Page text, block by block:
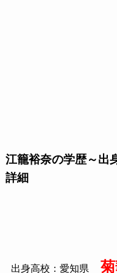
江籠裕奈の学歴～出
詳細
出身高校：愛知県